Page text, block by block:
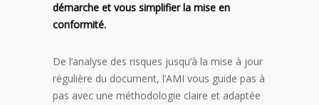
démarche et vous simplifier la mise en
conformité.
De l’analyse des risques jusqu’à la mise à jour
régulière du document, l’AMI vous guide pas à
pas avec une méthodologie claire et adaptée